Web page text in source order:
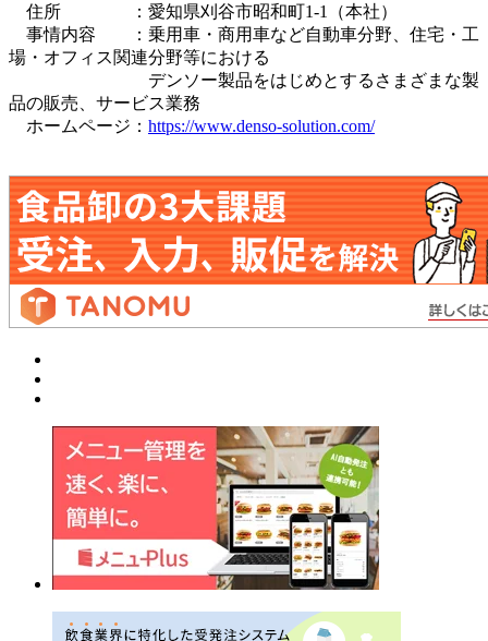
住所 ：愛知県刈谷市昭和町1-1（本社）
事情内容 ：乗用車・商用車など自動車分野、住宅・工
場・オフィス関連分野等における
デンソー製品をはじめとするさまざまな製
品の販売、サービス業務
ホームページ： https://www.denso-solution.com/